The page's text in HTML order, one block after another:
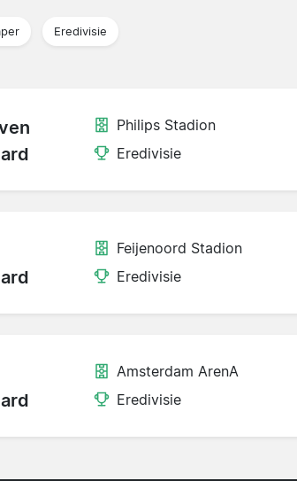
Eredivisie
Philips Stadion
Eredivisie
Feijenoord Stadion
Eredivisie
Amsterdam ArenA
Eredivisie